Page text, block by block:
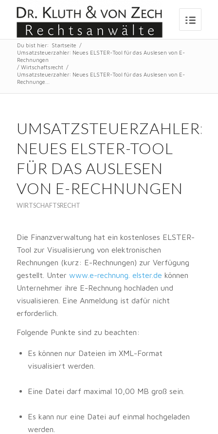
Du bist hier: Startseite
/
Umsatzsteuerzahler: Neues ELSTER-Tool für das Auslesen von E-
Rechnungen
/ Wirtschaftsrecht /
Umsatzsteuerzahler: Neues ELSTER-Tool für das Auslesen von E-
Rechnunge...
UMSATZSTEUERZAHLER:
NEUES ELSTER-TOOL
FÜR DAS AUSLESEN
VON E-RECHNUNGEN
WIRTSCHAFTSRECHT
Die Finanzverwaltung hat ein kostenloses ELSTER-
Tool zur Visualisierung von elektronischen
Rechnungen (kurz: E-Rechnungen) zur Verfügung
gestellt. Unter www.e-rechnung. elster.de können
Unternehmer ihre E-Rechnung hochladen und
visualisieren. Eine Anmeldung ist dafür nicht
erforderlich.
Folgende Punkte sind zu beachten:
Es können nur Dateien im XML-Format
visualisiert werden.
Eine Datei darf maximal 10,00 MB groß sein.
Es kann nur eine Datei auf einmal hochgeladen
werden.